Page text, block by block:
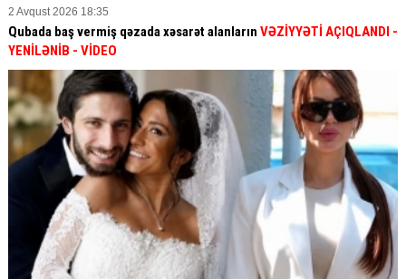
2 Avqust 2026 18:35
Qubada baş vermiş qəzada xəsarət alanların VƏZİYYƏTİ AÇIQLANDI -
YENİLƏNİB - VİDEO